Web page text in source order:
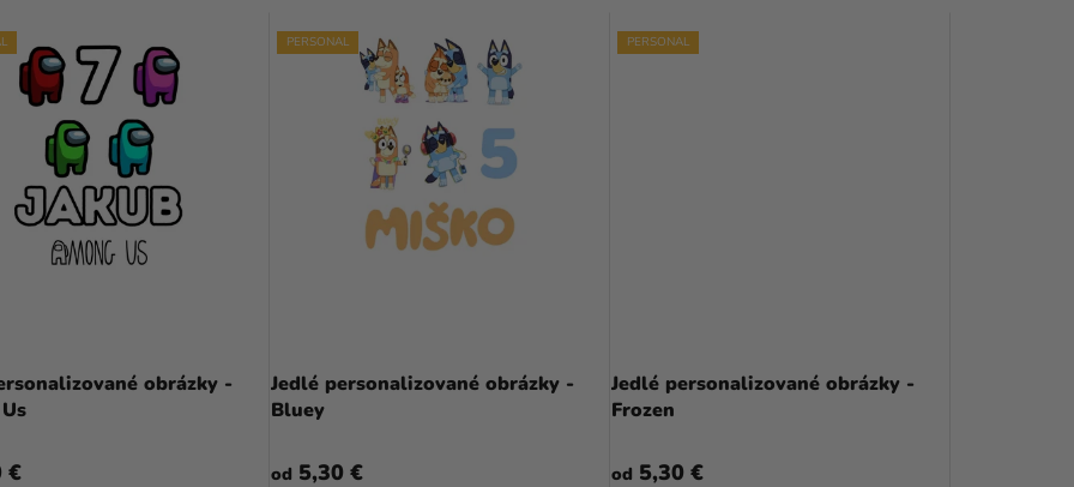
D
E
U
obrázky -
€
PERSONAL
Jedlé personalizované obrázky -
Bluey
od 5,30 €
PERSONAL
Jedlé personalizované obrázky -
Frozen
od 5,30 €